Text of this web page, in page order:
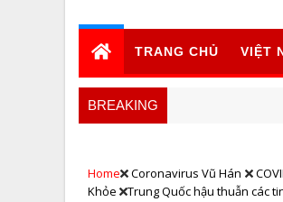
TRANG CHỦ VIỆT
BREAKING
Home Coronavirus Vũ Hán
Khỏe
Trung Quốc hậu thuẫn các